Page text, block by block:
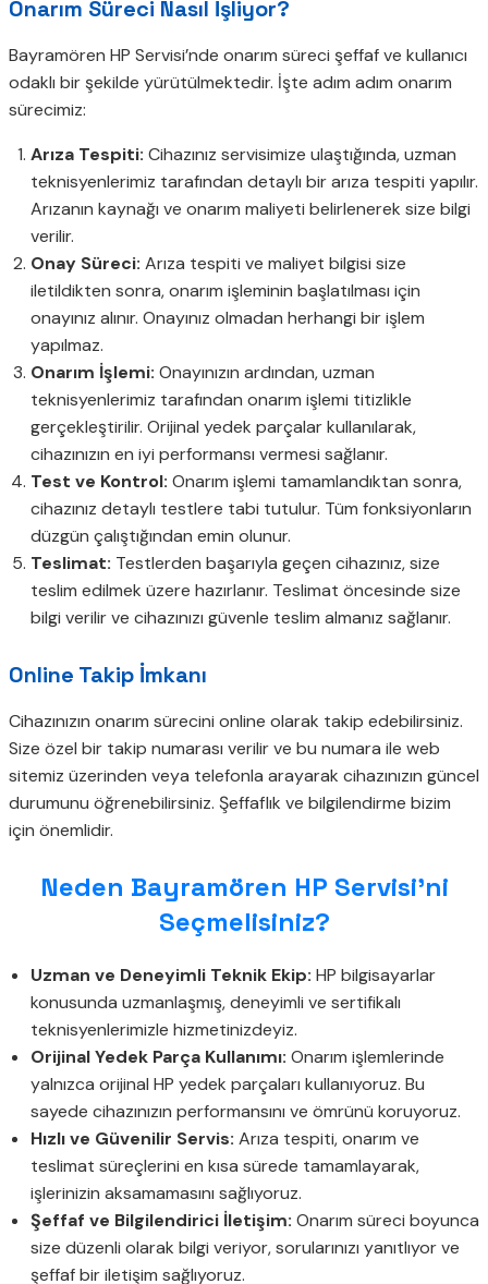
Onarım Süreci Nasıl İşliyor?
Bayramören HP Servisi’nde onarım süreci şeffaf ve kullanıcı
odaklı bir şekilde yürütülmektedir. İşte adım adım onarım
sürecimiz:
Arıza Tespiti: Cihazınız servisimize ulaştığında, uzman
teknisyenlerimiz tarafından detaylı bir arıza tespiti yapılır.
Arızanın kaynağı ve onarım maliyeti belirlenerek size bilgi
verilir.
Onay Süreci: Arıza tespiti ve maliyet bilgisi size
iletildikten sonra, onarım işleminin başlatılması için
onayınız alınır. Onayınız olmadan herhangi bir işlem
yapılmaz.
Onarım İşlemi: Onayınızın ardından, uzman
teknisyenlerimiz tarafından onarım işlemi titizlikle
gerçekleştirilir. Orijinal yedek parçalar kullanılarak,
cihazınızın en iyi performansı vermesi sağlanır.
Test ve Kontrol: Onarım işlemi tamamlandıktan sonra,
cihazınız detaylı testlere tabi tutulur. Tüm fonksiyonların
düzgün çalıştığından emin olunur.
Teslimat: Testlerden başarıyla geçen cihazınız, size
teslim edilmek üzere hazırlanır. Teslimat öncesinde size
bilgi verilir ve cihazınızı güvenle teslim almanız sağlanır.
Online Takip İmkanı
Cihazınızın onarım sürecini online olarak takip edebilirsiniz.
Size özel bir takip numarası verilir ve bu numara ile web
sitemiz üzerinden veya telefonla arayarak cihazınızın güncel
durumunu öğrenebilirsiniz. Şeffaflık ve bilgilendirme bizim
için önemlidir.
Neden Bayramören HP Servisi’ni
Seçmelisiniz?
Uzman ve Deneyimli Teknik Ekip: HP bilgisayarlar
konusunda uzmanlaşmış, deneyimli ve sertifikalı
teknisyenlerimizle hizmetinizdeyiz.
Orijinal Yedek Parça Kullanımı: Onarım işlemlerinde
yalnızca orijinal HP yedek parçaları kullanıyoruz. Bu
sayede cihazınızın performansını ve ömrünü koruyoruz.
Hızlı ve Güvenilir Servis: Arıza tespiti, onarım ve
teslimat süreçlerini en kısa sürede tamamlayarak,
işlerinizin aksamamasını sağlıyoruz.
Şeffaf ve Bilgilendirici İletişim: Onarım süreci boyunca
size düzenli olarak bilgi veriyor, sorularınızı yanıtlıyor ve
şeffaf bir iletişim sağlıyoruz.